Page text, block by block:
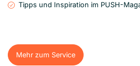
Tipps und Inspiration im PUSH-
Mehr zum Service
Mehr zum Service